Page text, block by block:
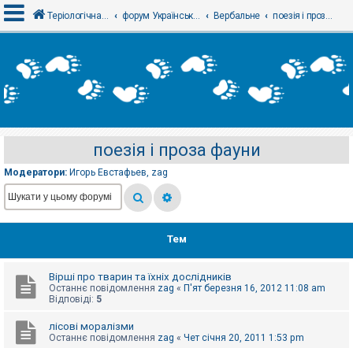
х
і
е
є
с
т
р
а
Т
м
б
Теріологічна школа форум Українського теріологічного товариства Вербальне поезія і проза фауни
поезія і проза фауни
Модератори: Игорь Евстафьев, zag
Тем
Вірші про тварин та їхніх дослідників
Останнє повідомлення zag « П'ят березня 16, 2012 11:08 am
Відповіді: 5
лісові моралізми
Останнє повідомлення zag « Чет січня 20, 2011 1:53 pm